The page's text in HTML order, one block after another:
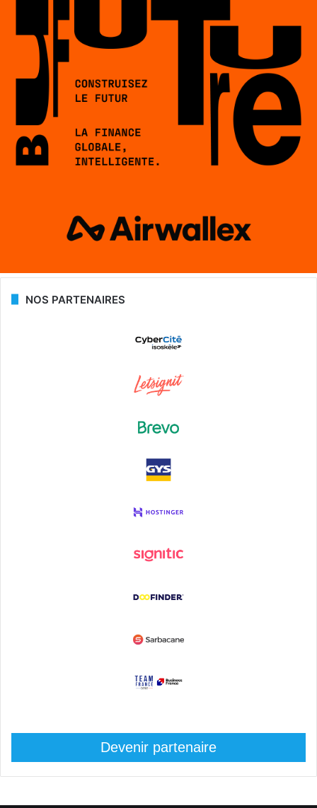
NOS PARTENAIRES
Devenir partenaire